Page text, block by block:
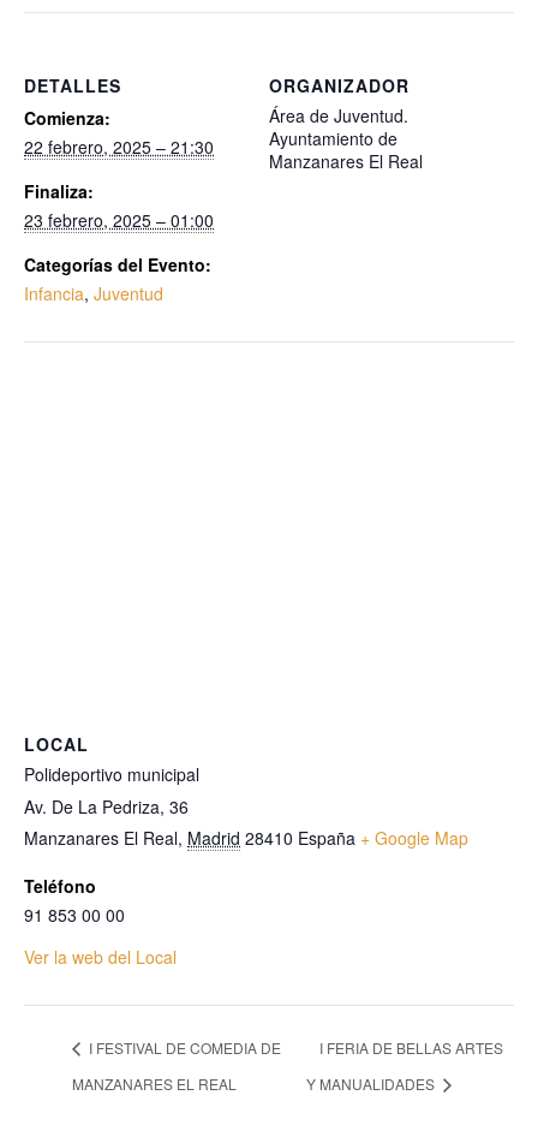
DETALLES
Comienza:
22 febrero, 2025 – 21:30
Finaliza:
23 febrero, 2025 – 01:00
Categorías del Evento:
Infancia, Juventud
ORGANIZADOR
Área de Juventud.
Ayuntamiento de
Manzanares El Real
LOCAL
Polideportivo municipal
Av. De La Pedriza, 36
Manzanares El Real, Madrid 28410 España + Google Map
Teléfono
91 853 00 00
Ver la web del Local
I FESTIVAL DE COMEDIA DE
MANZANARES EL REAL
I FERIA DE BELLAS ARTES
Y MANUALIDADES